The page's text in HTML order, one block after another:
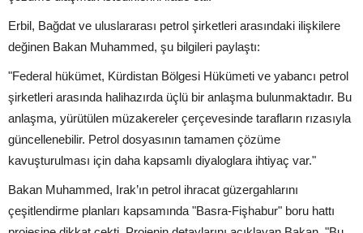
Erbil, Bağdat ve uluslararası petrol şirketleri arasındaki ilişkilere
değinen Bakan Muhammed, şu bilgileri paylaştı:
"Federal hükümet, Kürdistan Bölgesi Hükümeti ve yabancı petrol
şirketleri arasında halihazırda üçlü bir anlaşma bulunmaktadır. Bu
anlaşma, yürütülen müzakereler çerçevesinde tarafların rızasıyla
güncellenebilir. Petrol dosyasının tamamen çözüme
kavuşturulması için daha kapsamlı diyaloglara ihtiyaç var."
Bakan Muhammed, Irak’ın petrol ihracat güzergahlarını
çeşitlendirme planları kapsamında "Basra-Fişhabur" boru hattı